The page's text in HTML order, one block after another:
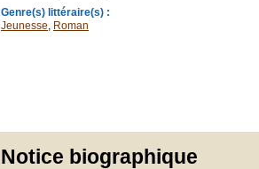
Genre(s) littéraire(s) :
Jeunesse, Roman
Notice biographique